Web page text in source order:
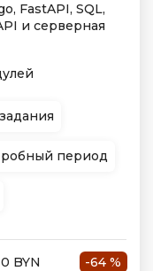
FastAPI, SQL,
и серверная
период
BYN
-64 %